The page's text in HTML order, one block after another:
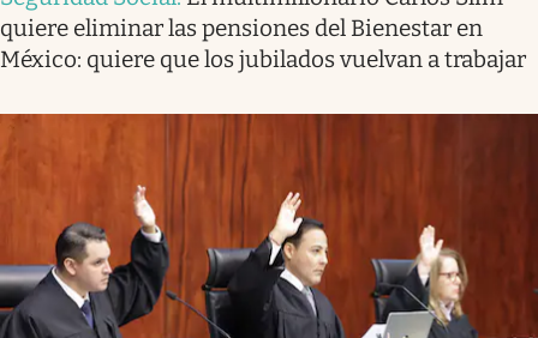
quiere eliminar las pensiones del Bienestar en
México: quiere que los jubilados vuelvan a trabajar